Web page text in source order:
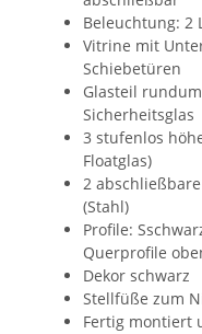
Beleuchtung: 2
Vitrine mit
Schiebetüren
Glasteil
Sicherheitsglas
3 stufenlos
Floatglas)
2
(Stahl)
Profile:
Querprofile
Dekor schwarz
Stellfüße zum
Fertig montiert